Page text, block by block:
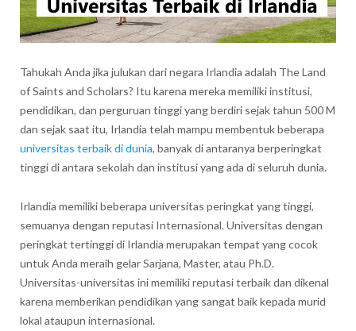
Tahukah Anda jika julukan dari negara Irlandia adalah The Land
of Saints and Scholars? Itu karena mereka memiliki institusi,
pendidikan, dan perguruan tinggi yang berdiri sejak tahun 500 M
dan sejak saat itu, Irlandia telah mampu membentuk beberapa
universitas terbaik di dunia, banyak di antaranya berperingkat
tinggi di antara sekolah dan institusi yang ada di seluruh dunia.
Irlandia memiliki beberapa universitas peringkat yang tinggi,
semuanya dengan reputasi Internasional. Universitas dengan
peringkat tertinggi di Irlandia merupakan tempat yang cocok
untuk Anda meraih gelar Sarjana, Master, atau Ph.D.
Universitas-universitas ini memiliki reputasi terbaik dan dikenal
karena memberikan pendidikan yang sangat baik kepada murid
lokal ataupun internasional.